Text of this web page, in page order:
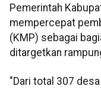
Pemerintah
mempercepat
(KMP) sebagai
ditargetkan
"Dari total 307